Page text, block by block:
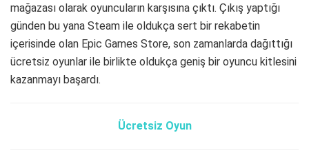
mağazası olarak oyuncuların karşısına çıktı. Çıkış yaptığı
günden bu yana Steam ile oldukça sert bir rekabetin
içerisinde olan Epic Games Store, son zamanlarda dağıttığı
ücretsiz oyunlar ile birlikte oldukça geniş bir oyuncu kitlesini
kazanmayı başardı.
Ücretsiz Oyun